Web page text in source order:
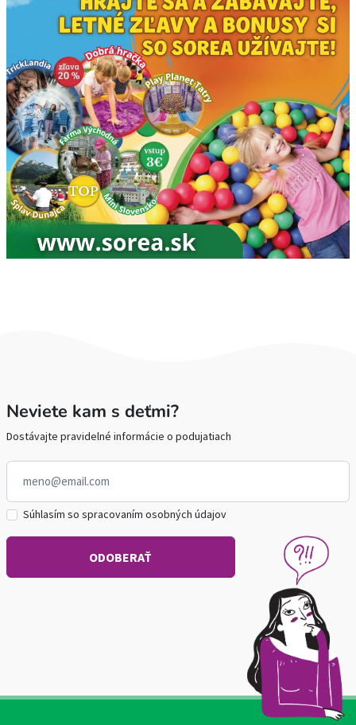
Neviete kam s deťmi?
Dostávajte pravidelné informácie o podujatiach
Súhlasím so spracovaním osobných údajov